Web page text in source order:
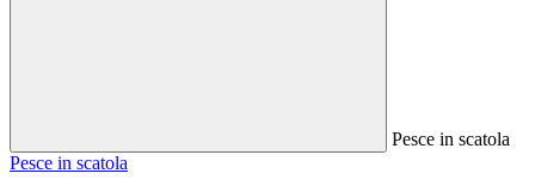
Pesce in scatola
Pesce in scatola